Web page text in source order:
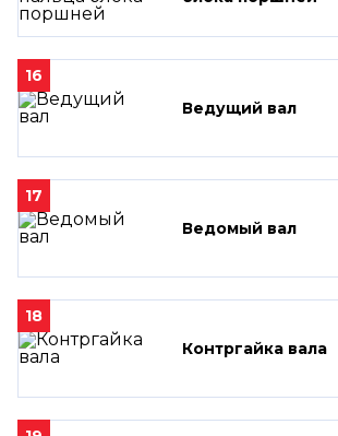
16
Ведущий вал
17
Ведомый вал
18
Контргайка вала